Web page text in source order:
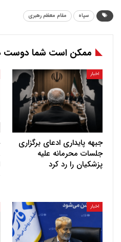
سپاه مقام معظم رهبری
ممکن است شما دوست
اخبار
جبهه پایداری ادعای برگزاری
جلسات محرمانه علیه
پزشکیان را رد کرد
اخبار